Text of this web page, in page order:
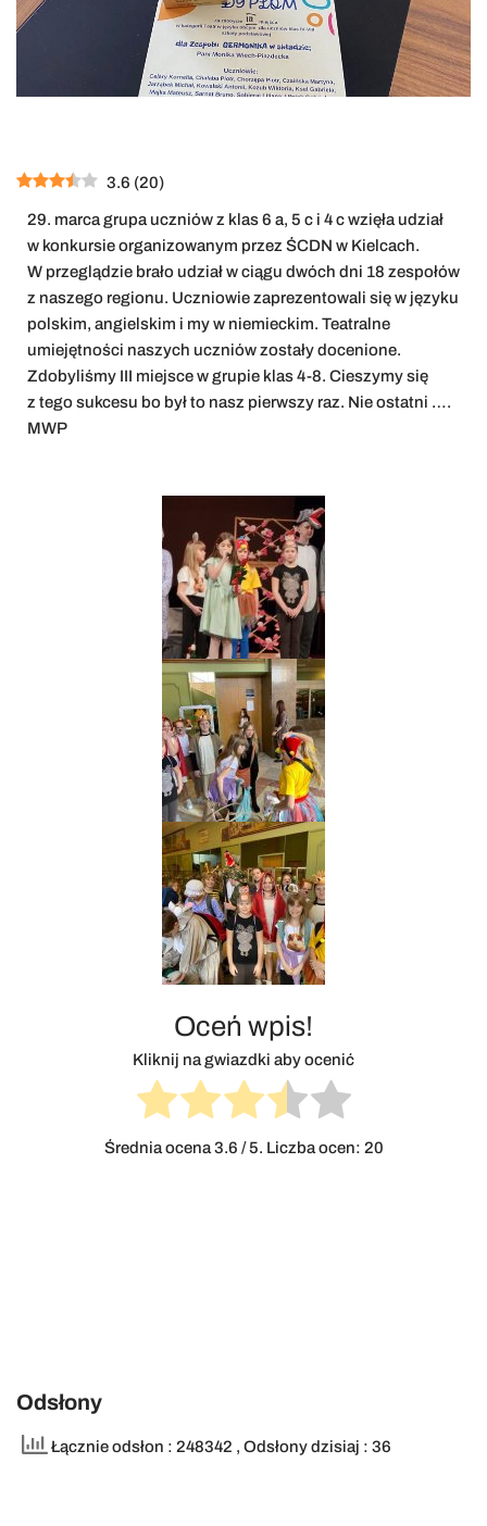
3.6 (20)
29. marca grupa uczniów z klas 6 a, 5 c i 4 c wzięła udział
w konkursie organizowanym przez ŚCDN w Kielcach.
W przeglądzie brało udział w ciągu dwóch dni 18 zespołów
z naszego regionu. Uczniowie zaprezentowali się w języku
polskim, angielskim i my w niemieckim. Teatralne
umiejętności naszych uczniów zostały docenione.
Zdobyliśmy III miejsce w grupie klas 4-8. Cieszymy się
z tego sukcesu bo był to nasz pierwszy raz. Nie ostatni ….
MWP
Oceń wpis!
Kliknij na gwiazdki aby ocenić
Średnia ocena3.6 / 5. Liczba ocen: 20
Odsłony
Łącznie odsłon : 248342 , Odsłony dzisiaj : 36